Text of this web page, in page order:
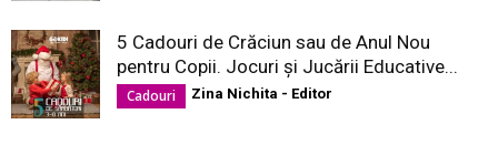
5 Cadouri de Crăciun sau de Anul Nou
pentru Copii. Jocuri și Jucării Educative...
Cadouri Zina Nichita - Editor